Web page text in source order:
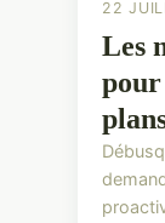
22
Les
pour